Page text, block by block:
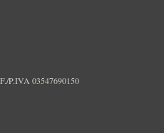
P.IVA 03547690150